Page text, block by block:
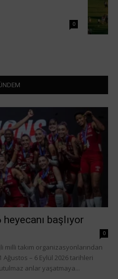
0
başlıyor
0
takım organizasyonlarından
Ağustos – 6 Eylül 2026 tarihleri
anlar yaşatmaya...